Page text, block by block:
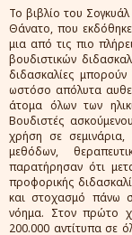
Το βιβλίο του
Θάνατο, που
μια από τις πιο
βουδιστικών
διδασκαλίες
ωστόσο απόλυτα
άτομα όλων των
Βουδιστές
χρήση σε
μεθόδων,
παρατήρησαν ότι
προφορικής
και στοχασμό πάνω
νόημα. Στον πρώτο
200.000 αντίτυπα σε